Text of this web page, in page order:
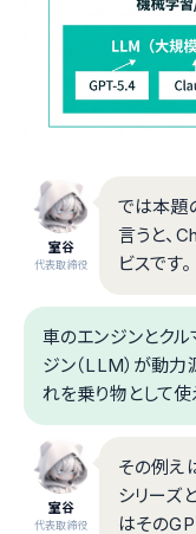
室谷
代表取締役
では本題
言うと、
ビスです。
車のエンジンとク
ジン（LLM）が動力
れを乗り物として使
室谷
代表取締役
その例え
シリーズ
はその